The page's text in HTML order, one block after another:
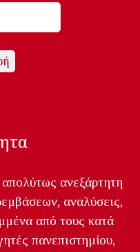
ανεξάρτητη
αναλύσεις,
από τους κατά
πανεπιστημίου,